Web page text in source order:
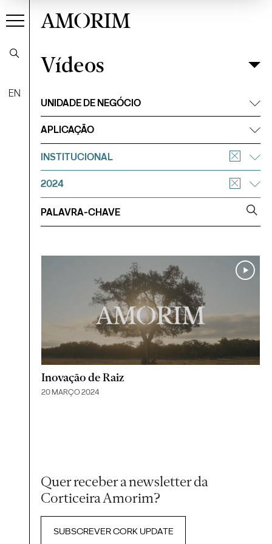
EN
AMORIM
VídeosFiltrar
Vídeos
UNIDADE DE NEGÓCIO
APLICAÇÃO
INSTITUCIONAL
2024
Inovação de Raiz
20 MARÇO 2024
Quer receber a newsletter da
Corticeira Amorim?
SUBSCREVER CORK UPDATE